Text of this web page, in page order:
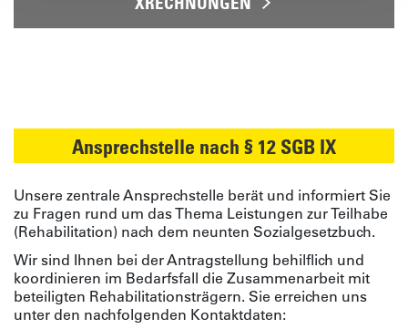
Ansprechstelle nach § 12 SGB IX
Unsere zentrale Ansprechstelle berät und informiert Sie
zu Fragen rund um das Thema Leistungen zur Teilhabe
(Rehabilitation) nach dem neunten Sozialgesetzbuch.
Wir sind Ihnen bei der Antragstellung behilflich und
koordinieren im Bedarfsfall die Zusammenarbeit mit
beteiligten Rehabilitationsträgern. Sie erreichen uns
unter den nachfolgenden Kontaktdaten: